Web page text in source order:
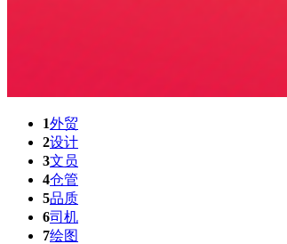
1外贸
2设计
3文员
4仓管
5品质
6司机
7绘图